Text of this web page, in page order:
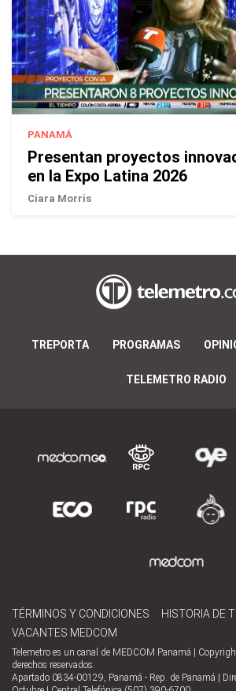
PANAMÁ
Presentan proyectos
en la Expo Latina 2026
Ciara Morris
TREPORTA PROGRAMAS
TELEMETRO RADIO
TÉRMINOS Y CONDICIONES
HISTORIA DE
VACANTES MEDCOM
Telemetro es un canal de MEDCOM Panamá |
derechos reservados.
Apartado 0834-00129, Panamá - Rep. de Panamá |